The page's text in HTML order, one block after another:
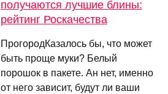
получаются лучшие блины:
рейтинг Роскачества
ПрогородКазалось бы, что может
быть проще муки? Белый
порошок в пакете. Ан нет, именно
от него зависит, будут ли ваши